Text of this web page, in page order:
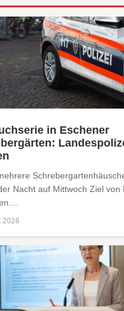
in Eschener
Nacht auf Mittwoch Ziel von
2026